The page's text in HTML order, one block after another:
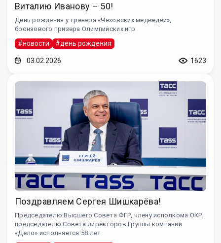
Виталию Иванову – 50!
День рождения у тренера «Чеховских медведей»,
бронзового призера Олимпийских игр
#новости #день рождения
03.02.2026 1623
Поздравляем Сергея Шишкарёва!
Председателю Высшего Совета ФГР, члену исполкома ОКР,
председателю Совета директоров Группы компаний
«Дело» исполняется 58 лет